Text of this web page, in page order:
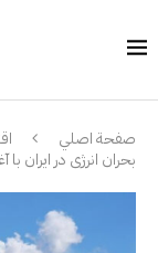
صفحة اصلي
بحران انرژی در ایران